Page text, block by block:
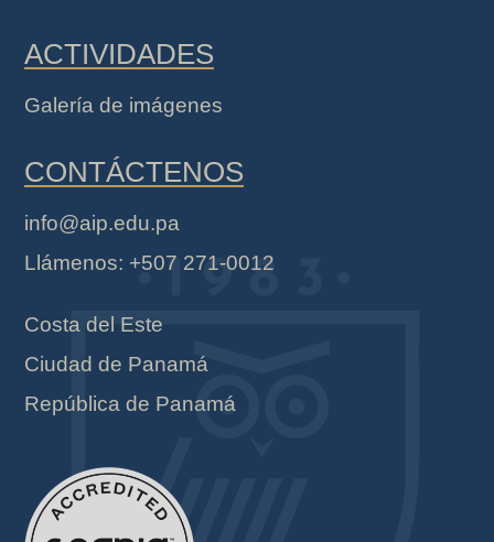
ACTIVIDADES
Galería de imágenes
CONTÁCTENOS
info@aip.edu.pa
Llámenos: +507 271-0012
Costa del Este
Ciudad de Panamá
República de Panamá